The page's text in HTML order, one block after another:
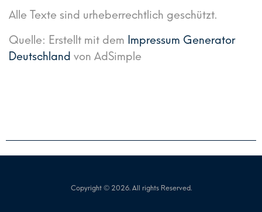
Alle Texte sind urheberrechtlich geschützt.
Quelle: Erstellt mit dem Impressum Generator
Deutschland von AdSimple
Copyright © 2026. All rights Reserved.